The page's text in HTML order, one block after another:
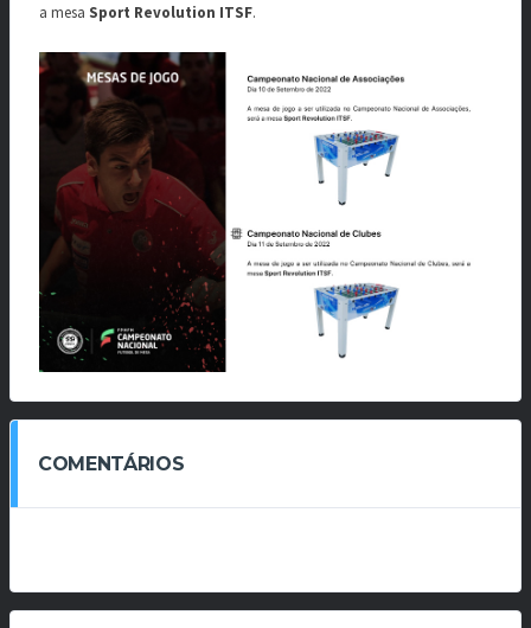
a mesa Sport Revolution ITSF.
COMENTÁRIOS